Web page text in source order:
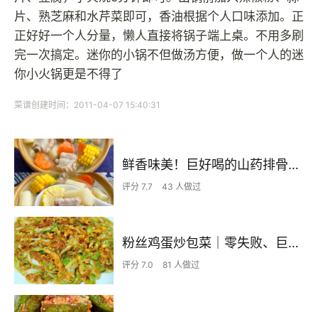
片、熟芝麻和水芹菜即可，香油根据个人口味添加。正
正好好一个人分量，懒人直接将锅子端上桌。不用多刷
完一次搞定。迷你的小锅不但做汤方便，做一个人的迷
你小火锅更是不得了
菜谱创建时间：2011-04-07 15:40:31
鲜香味美！巨好喝的山药排骨汤！！
评分 7.7 43 人做过
粉丝鸡蛋炒包菜｜零失败、巨下饭
评分 7.0 81 人做过